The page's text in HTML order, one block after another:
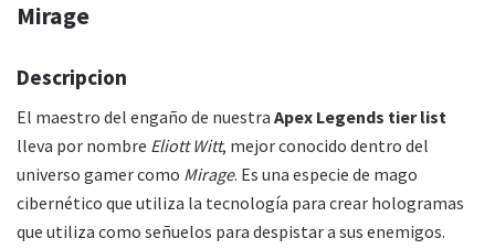
Mirage
Descripcion
El maestro del engaño de nuestra Apex Legends tier list
lleva por nombre Eliott Witt, mejor conocido dentro del
universo gamer como Mirage. Es una especie de mago
cibernético que utiliza la tecnología para crear hologramas
que utiliza como señuelos para despistar a sus enemigos.